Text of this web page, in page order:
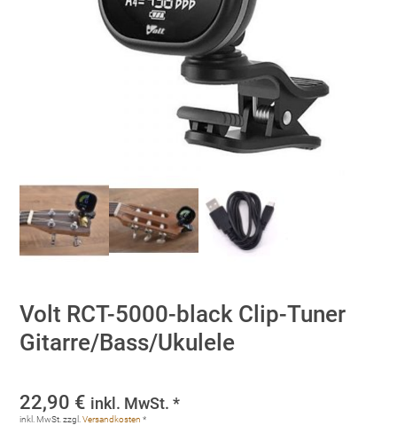
Volt RCT-5000-black Clip-Tuner
Gitarre/Bass/Ukulele
22,90 € inkl. MwSt. *
inkl. MwSt. zzgl.Versandkosten *